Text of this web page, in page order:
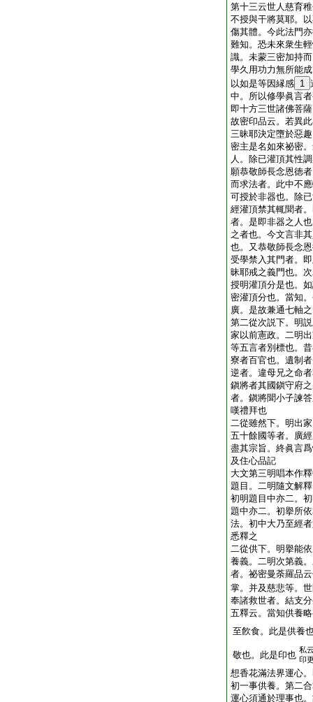
第十三云世人慈育
不授與干將莫耶。
傷其體。今此法門
難知。恐未來衆生
識。未蒙三密加持
學久用功力無所能
以如是等因縁感 1
中。所以修學眞言
即十方三世諸佛菩
故密印品云。若異
三昧耶決定墮於惡
密主是名如來祕密
人。除已灌頂其性
願恭敬師長念恩徳
而求法者。此中不
可授於非器也。除
經灌頂禁其輒聞者
者。是即非器之人
之者也。今文言非
也。又恭敬師長念
受學禁入其門者。
昧耶戒之義門也。
授明灌頂分是也。
密灌頂分也。當知
廣。是故兼通七軸
第二從次説下。明
家以前憲政。二明
等五言者別標也。
寮者百官也。遺制
逆者。違母兄之命
鎭將者其國鎭守府
者。鎭將聞小子諫
嘆禮拜也
二從雖然下。明出
五十餘國等者。廣
盡其宗旨。終眞言
及住心品記
大文第三明唱本作
題目。二明隨文解釋
初明題目中亦二。
題中亦二。初擧所
法。初中大乃至經
悉釋之
二從供下。明擧能
養義。二明次第義
者。祕密曼荼羅品
掌。并及慈悲等。
奉諸救世者。結支
五釋云。當知供養
至飮食。此是供養
敬也。此是印也 私
印
想香花滿法界運心
初一事供養。第二
運心須通於理事也